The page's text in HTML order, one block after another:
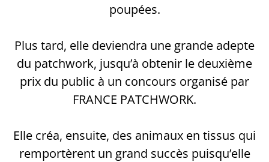
poupées.
Plus tard, elle deviendra une grande adepte
du patchwork, jusqu’à obtenir le deuxième
prix du public à un concours organisé par
FRANCE PATCHWORK.
Elle créa, ensuite, des animaux en tissus qui
remportèrent un grand succès puisqu’elle